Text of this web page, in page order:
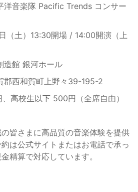
洋音楽隊 Pacific Trends コンサー
（土）13:30開場 / 14:00開演（上
造館 銀河ホール
郡西和賀町上野々39-195-2
高校生以下 500円（全席自由）
皆さまに高品質の音楽体験を提供
は公式サイトまたはお電話で承っ
精算で対応しています。